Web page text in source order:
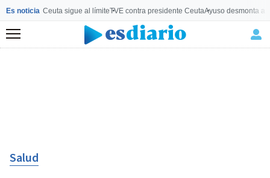
Es noticia Ceuta sigue al límiteTVE contra presidente CeutaAyuso desmonta a
Menú
Salud